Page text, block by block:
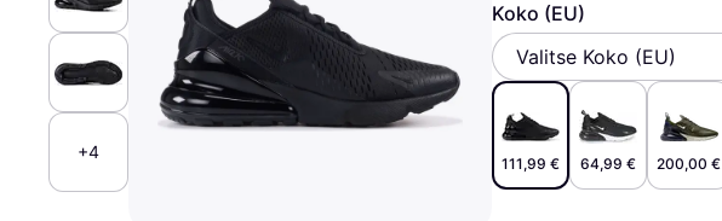
Kauppahakemisto
Tietotekniikka
Tee se itse
+4
Koko (EU)
Valitse Koko (EU)
111,99 € 64,99 € 200,00 €